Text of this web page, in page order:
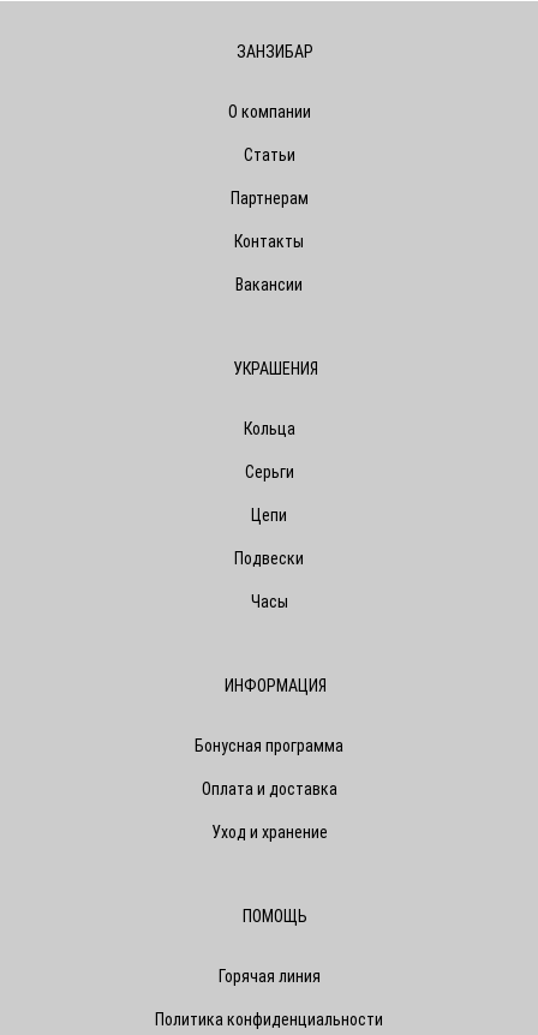
ЗАНЗИБАР
О компании
Статьи
Партнерам
Контакты
Вакансии
УКРАШЕНИЯ
Кольца
Серьги
Цепи
Подвески
Часы
ИНФОРМАЦИЯ
Бонусная программа
Оплата и доставка
Уход и хранение
ПОМОЩЬ
Горячая линия
Политика конфиденциальности